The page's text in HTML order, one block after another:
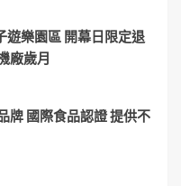
遊樂園區 開幕日限定退
廠歲月
牌 國際食品認證 提供不